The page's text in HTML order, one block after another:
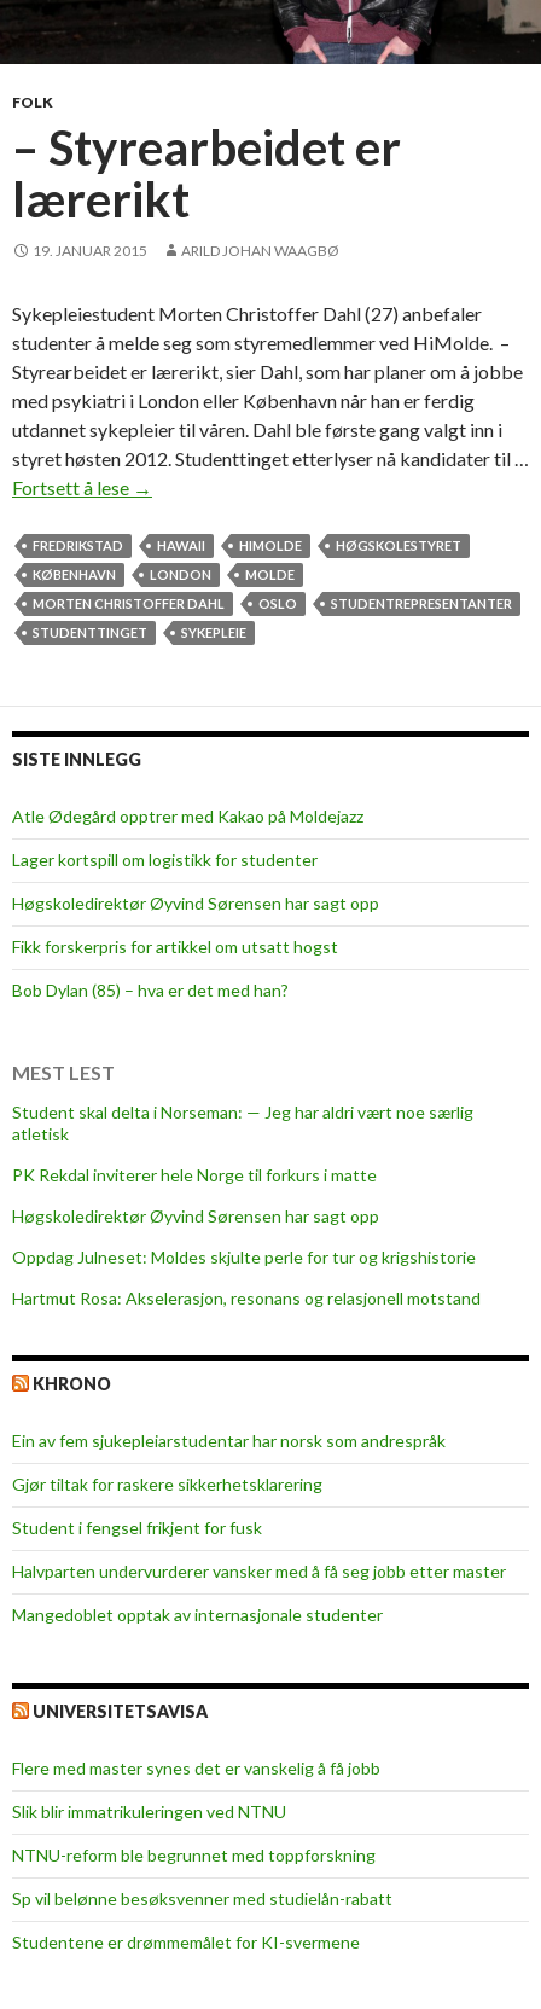
FOLK
– Styrearbeidet er
lærerikt
19. JANUAR 2015 ARILD JOHAN WAAGBØ
Sykepleiestudent Morten Christoffer Dahl (27) anbefaler
studenter å melde seg som styremedlemmer ved HiMolde. –
Styrearbeidet er lærerikt, sier Dahl, som har planer om å jobbe
med psykiatri i London eller København når han er ferdig
utdannet sykepleier til våren. Dahl ble første gang valgt inn i
styret høsten 2012. Studenttinget etterlyser nå kandidater til …
Fortsett å lese –
t
y
r
e
e
e
t
r
l
æ
k
→
FREDRIKSTAD HAWAII HIMOLDE
HØGSKOLESTYRET
KØBENHAVN
LONDON
MOLDE
MORTEN CHRISTOFFER DAHL
OSLO
STUDENTREPRESENTANTER
STUDENTTINGET
SYKEPLEIE
SISTE INNLEGG
Atle Ødegård opptrer med Kakao på Moldejazz
Lager kortspill om logistikk for studenter
Høgskoledirektør Øyvind Sørensen har sagt opp
Fikk forskerpris for artikkel om utsatt hogst
Bob Dylan (85) – hva er det med han?
MEST LEST
Student skal delta i Norseman: — Jeg har aldri vært noe særlig
atletisk
PK Rekdal inviterer hele Norge til forkurs i matte
Høgskoledirektør Øyvind Sørensen har sagt opp
Oppdag Julneset: Moldes skjulte perle for tur og krigshistorie
Hartmut Rosa: Akselerasjon, resonans og relasjonell motstand
KHRONO
Ein av fem sjukepleiar­studentar har norsk som andrespråk
Gjør tiltak for raskere sikkerhets­klarering
Student i fengsel frikjent for fusk
Halvparten undervurderer vansker med å få seg jobb etter master
Mangedoblet opptak av internasjonale studenter
UNIVERSITETSAVISA
Flere med master synes det er vanskelig å få jobb
Slik blir immatrikuleringen ved NTNU
NTNU-reform ble begrunnet med toppforskning
Sp vil belønne besøksvenner med studielån-rabatt
Studentene er drømmemålet for KI-svermene